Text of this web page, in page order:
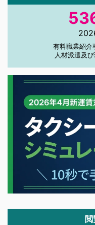
有料職業紹介
人材派遣及